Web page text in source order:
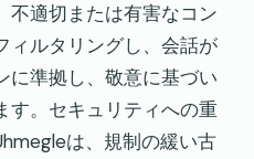
不適切または有害なコン
ィルタリングし、会話が
に準拠し、敬意に基づい
す。セキュリティへの重
は、規制の緩い古